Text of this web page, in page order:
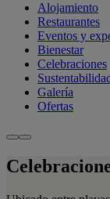
Alojamiento
Restaurantes
Eventos y
Bienestar
Celebraciones
Galería
Ofertas